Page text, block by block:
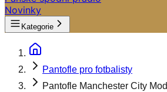
Novinky
Kategorie
Pantofle pro fotbalisty
Pantofle Manchester City